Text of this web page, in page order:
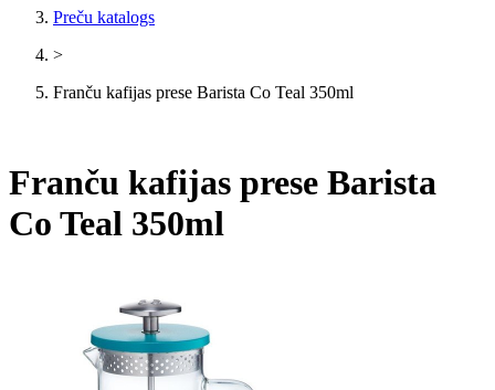
Preču katalogs
>
Franču kafijas prese Barista Co Teal 350ml
Franču kafijas prese Barista
Co Teal 350ml